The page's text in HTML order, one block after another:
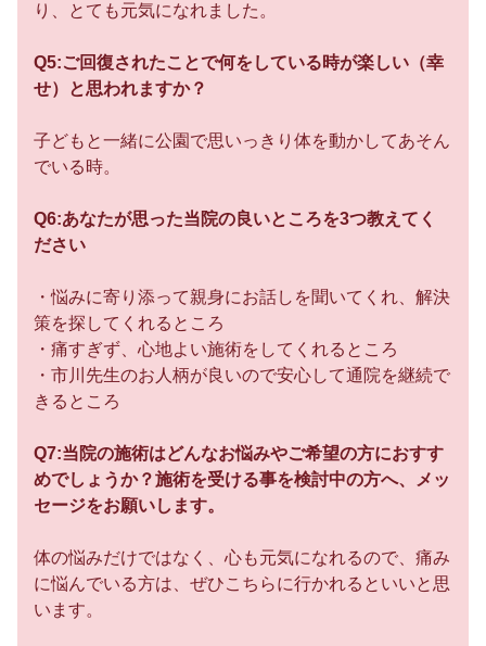
り、とても元気になれました。
Q5:ご回復されたことで何をしている時が楽しい（幸
せ）と思われますか？
子どもと一緒に公園で思いっきり体を動かしてあそん
でいる時。
Q6:あなたが思った当院の良いところを3つ教えてく
ださい
・悩みに寄り添って親身にお話しを聞いてくれ、解決
策を探してくれるところ
・痛すぎず、心地よい施術をしてくれるところ
・市川先生のお人柄が良いので安心して通院を継続で
きるところ
Q7:当院の施術はどんなお悩みやご希望の方におすす
めでしょうか？施術を受ける事を検討中の方へ、メッ
セージをお願いします。
体の悩みだけではなく、心も元気になれるので、痛み
に悩んでいる方は、ぜひこちらに行かれるといいと思
います。